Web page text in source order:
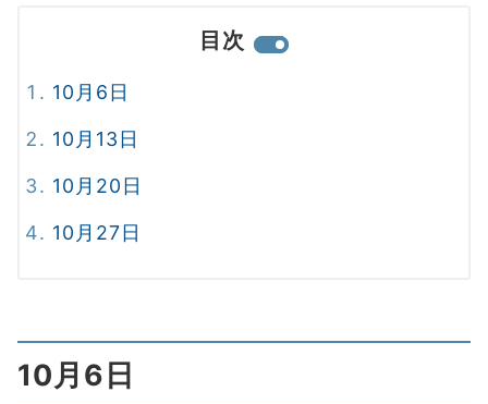
目次
10月6日
10月13日
10月20日
10月27日
10月6日